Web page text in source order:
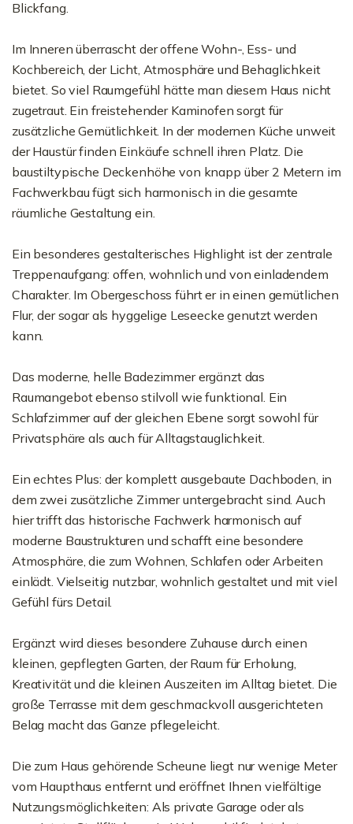
Blickfang.
Im Inneren überrascht der offene Wohn-, Ess- und
Kochbereich, der Licht, Atmosphäre und Behaglichkeit
bietet. So viel Raumgefühl hätte man diesem Haus nicht
zugetraut. Ein freistehender Kaminofen sorgt für
zusätzliche Gemütlichkeit. In der modernen Küche unweit
der Haustür finden Einkäufe schnell ihren Platz. Die
baustiltypische Deckenhöhe von knapp über 2 Metern im
Fachwerkbau fügt sich harmonisch in die gesamte
räumliche Gestaltung ein.
Ein besonderes gestalterisches Highlight ist der zentrale
Treppenaufgang: offen, wohnlich und von einladendem
Charakter. Im Obergeschoss führt er in einen gemütlichen
Flur, der sogar als hyggelige Leseecke genutzt werden
kann.
Das moderne, helle Badezimmer ergänzt das
Raumangebot ebenso stilvoll wie funktional. Ein
Schlafzimmer auf der gleichen Ebene sorgt sowohl für
Privatsphäre als auch für Alltagstauglichkeit.
Ein echtes Plus: der komplett ausgebaute Dachboden, in
dem zwei zusätzliche Zimmer untergebracht sind. Auch
hier trifft das historische Fachwerk harmonisch auf
moderne Baustrukturen und schafft eine besondere
Atmosphäre, die zum Wohnen, Schlafen oder Arbeiten
einlädt. Vielseitig nutzbar, wohnlich gestaltet und mit viel
Gefühl fürs Detail.
Ergänzt wird dieses besondere Zuhause durch einen
kleinen, gepflegten Garten, der Raum für Erholung,
Kreativität und die kleinen Auszeiten im Alltag bietet. Die
große Terrasse mit dem geschmackvoll ausgerichteten
Belag macht das Ganze pflegeleicht.
Die zum Haus gehörende Scheune liegt nur wenige Meter
vom Haupthaus entfernt und eröffnet Ihnen vielfältige
Nutzungsmöglichkeiten: Als private Garage oder als